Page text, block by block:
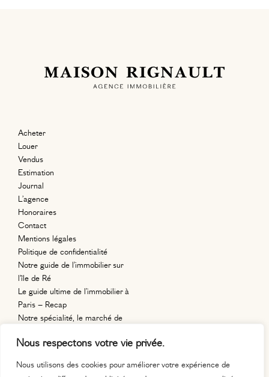
Nous respectons votre vie privée.
Nous utilisons des cookies pour améliorer votre expérience de
Acheter
Louer
Vendus
Estimation
Journal
L’agence
Honoraires
Contact
Mentions légales
Politique de confidentialité
Notre guide de l’immobilier sur
l’île de Ré
Le guide ultime de l’immobilier à
Paris – Recap
Notre spécialité, le marché de
11, place
75020 paris